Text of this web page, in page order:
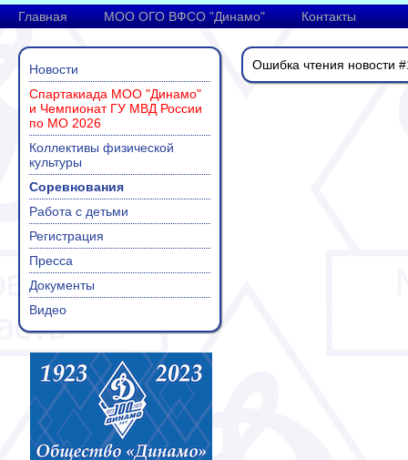
Главная МОО ОГО ВФСО "Динамо" Контакты
Новости
Спартакиада МОО "Динамо"
и Чемпионат ГУ МВД России
по МО 2026
Коллективы физической
культуры
Соревнования
Работа с детьми
Регистрация
Пресса
Документы
Видео
Ошибка чтения новости